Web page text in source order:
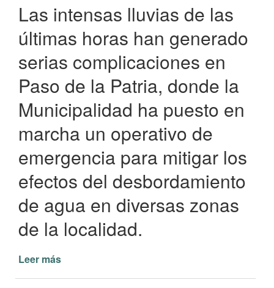
de
la
Patria
Las intensas lluvias de las
últimas horas han generado
serias complicaciones en
Paso de la Patria, donde la
Municipalidad ha puesto en
marcha un operativo de
emergencia para mitigar los
efectos del desbordamiento
de agua en diversas zonas
de la localidad.
Leer más